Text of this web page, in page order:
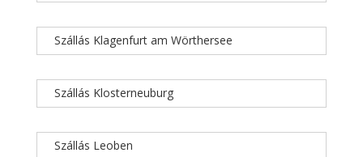
Szállás Klagenfurt am Wörthersee
Szállás Klosterneuburg
Szállás Leoben